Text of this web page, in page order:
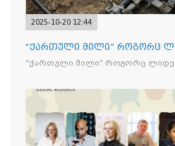
2025-10-20 12:44
“ქართული მილი” როგორც
“ქართული მილი” როგორც